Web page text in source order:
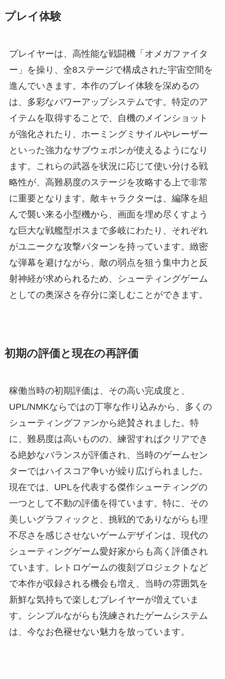
プレイ体験
プレイヤーは、高性能な戦闘機「オメガファイタ
ー」を操り、全8ステージで構成された宇宙空間を
進んでいきます。本作のプレイ体験を深めるの
は、多彩なパワーアップシステムです。特定のア
イテムを取得することで、自機のメインショット
が強化されたり、ホーミングミサイルやレーザー
といった強力なサブウェポンが使えるようになり
ます。これらの武器を状況に応じて使い分ける戦
略性が、高難易度のステージを攻略する上で非常
に重要となります。敵キャラクターは、編隊を組
んで襲い来る小型機から、画面を埋め尽くすよう
な巨大な戦艦型ボスまで多岐にわたり、それぞれ
がユニークな攻撃パターンを持っています。緻密
な弾幕を避けながら、敵の弱点を狙う集中力と反
射神経が求められるため、シューティングゲーム
としての奥深さを存分に楽しむことができます。
初期の評価と現在の再評価
稼働当時の初期評価は、その高い完成度と、
UPL/NMKならではの丁寧な作り込みから、多くの
シューティングファンから絶賛されました。特
に、難易度は高いものの、練習すればクリアでき
る絶妙なバランスが評価され、当時のゲームセン
ターではハイスコア争いが繰り広げられました。
現在では、UPLを代表する傑作シューティングの
一つとして不動の評価を得ています。特に、その
美しいグラフィックと、挑戦的でありながらも理
不尽さを感じさせないゲームデザインは、現代の
シューティングゲーム愛好家からも高く評価され
ています。レトロゲームの復刻プロジェクトなど
で本作が収録される機会も増え、当時の雰囲気を
新鮮な気持ちで楽しむプレイヤーが増えていま
す。シンプルながらも洗練されたゲームシステム
は、今なお色褪せない魅力を放っています。